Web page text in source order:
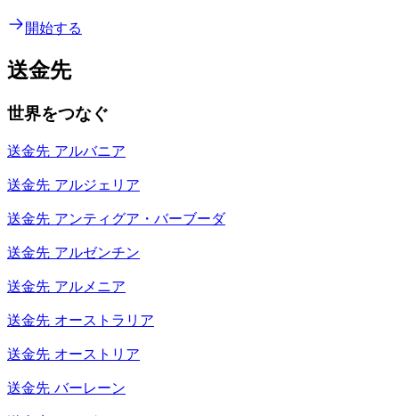
開始する
送金先
世界をつなぐ
送金先 アルバニア
送金先 アルジェリア
送金先 アンティグア・バーブーダ
送金先 アルゼンチン
送金先 アルメニア
送金先 オーストラリア
送金先 オーストリア
送金先 バーレーン